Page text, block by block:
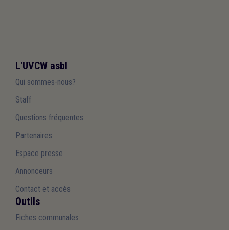
L'UVCW asbl
Qui sommes-nous?
Staff
Questions fréquentes
Partenaires
Espace presse
Annonceurs
Contact et accès
Outils
Fiches communales